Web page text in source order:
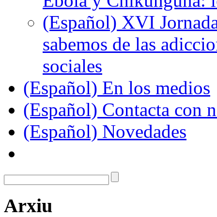
(Español) XVI
sabemos de las
sociales
(Español) En los medios
(Español) Contacta con
(Español) Novedades
Arxiu